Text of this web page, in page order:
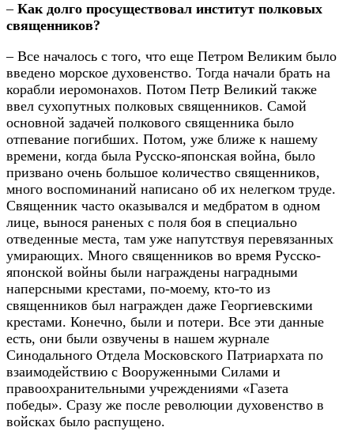
– Как долго просуществовал институт полковых
священников?
– Все началось с того, что еще Петром Великим было
введено морское духовенство. Тогда начали брать на
корабли иеромонахов. Потом Петр Великий также
ввел сухопутных полковых священников. Самой
основной задачей полкового священника было
отпевание погибших. Потом, уже ближе к нашему
времени, когда была Русско-японская война, было
призвано очень большое количество священников,
много воспоминаний написано об их нелегком труде.
Священник часто оказывался и медбратом в одном
лице, вынося раненых с поля боя в специально
отведенные места, там уже напутствуя перевязанных
умирающих. Много священников во время Русско-
японской войны были награждены наградными
наперсными крестами, по-моему, кто-то из
священников был награжден даже Георгиевскими
крестами. Конечно, были и потери. Все эти данные
есть, они были озвучены в нашем журнале
Синодального Отдела Московского Патриархата по
взаимодействию с Вооруженными Силами и
правоохранительными учреждениями «Газета
победы». Сразу же после революции духовенство в
войсках было распущено.